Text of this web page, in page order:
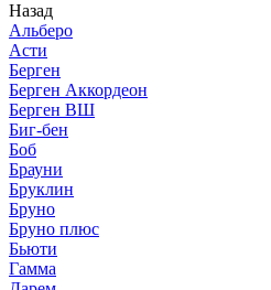
Назад
Альберо
Асти
Берген
Берген Аккордеон
Берген ВШ
Биг-бен
Боб
Брауни
Бруклин
Бруно
Бруно плюс
Бьюти
Гамма